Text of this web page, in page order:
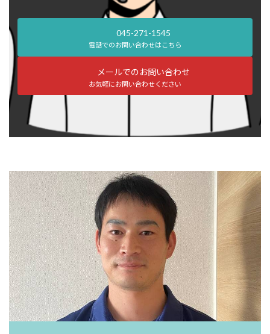
045-271-1545
電話でのお問い合わせはこちら
メールでのお問い合わせ
お気軽にお問い合わせください